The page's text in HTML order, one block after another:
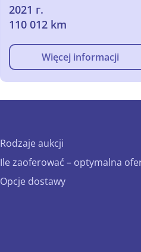
2021 г.
110 012 km
Więcej informacji
Rodzaje aukcji
Ile zaoferować – optymalna
Opcje dostawy